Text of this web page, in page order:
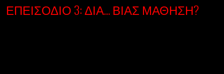
ΕΠΕΙΣΌΔΙΟ 3: ΔΙΑ… ΒΊΑΣ ΜΆΘΗΣΗ?